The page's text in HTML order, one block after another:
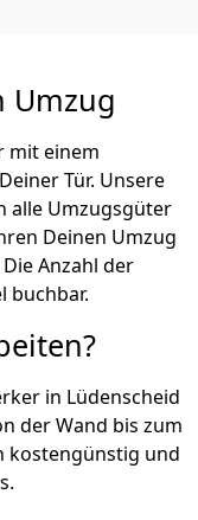
Umzug
mit einem
Tür. Unsere
alle Umzugsgüter
Deinen Umzug
Anzahl der
buchbar.
in Lüdenscheid
der Wand bis zum
kostengünstig und